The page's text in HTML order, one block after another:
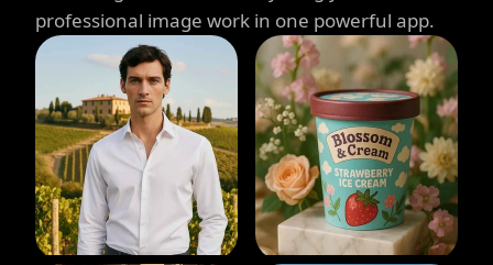
professional image work in one powerful app.